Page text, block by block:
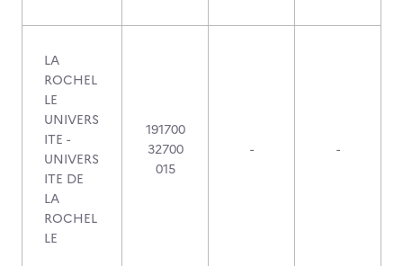
LA
ROCHEL
LE
UNIVERS
ITE -
UNIVERS
ITE DE
LA
ROCHEL
LE
191700
32700
015
- -